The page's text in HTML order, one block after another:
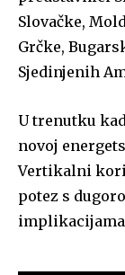
Slovačke,
Grčke,
Sjedinjenih
U trenutku
novoj
Vertikalni
potez s